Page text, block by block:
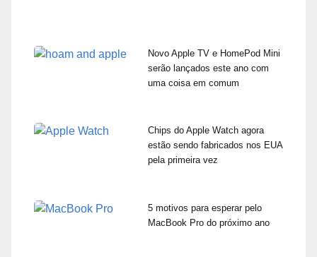
Novo Apple TV e HomePod Mini
serão lançados este ano com
uma coisa em comum
Chips do Apple Watch agora
estão sendo fabricados nos EUA
pela primeira vez
5 motivos para esperar pelo
MacBook Pro do próximo ano